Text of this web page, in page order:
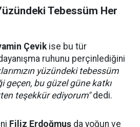
Tebessüm Her
Çevikise bu tür
ruhunu perçinlediğini
yüzündeki tebessüm
geçen, bu güzel güne katkı
teşekkür ediyorum"dedi.
Filiz Erdoğmuş da yoğun ve